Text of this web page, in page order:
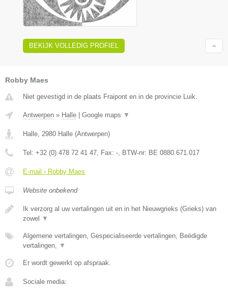
BEKIJK VOLLEDIG PROFIEL
Robby Maes
Niet gevestigd in de plaats Fraipont en in de provincie Luik.
Antwerpen » Halle Google maps ▼
Halle 2980 Halle (Antwerpen)
Tel: +32 (0) 478 72 41 47 , Fax: - , BTW-nr: BE 0880.671.017
E-mail › Robby Maes
Website onbekend
Ik verzorg al uw vertalingen uit en in het Nieuwgrieks (Grieks) van
zowel
▼
Algemene vertalingen, Gespecialiseerde vertalingen, Beëdigde
vertalingen,
▼
Er wordt gewerkt op afspraak.
Sociale media: